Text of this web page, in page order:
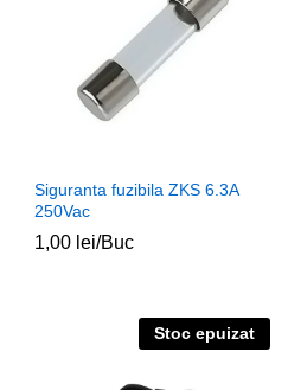
Siguranta fuzibila ZKS 6.3A
250Vac
1,00 lei/Buc
Stoc epuizat